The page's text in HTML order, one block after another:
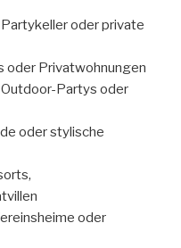
oder private
oder Privatwohnungen
Partys oder
oder stylische
oder